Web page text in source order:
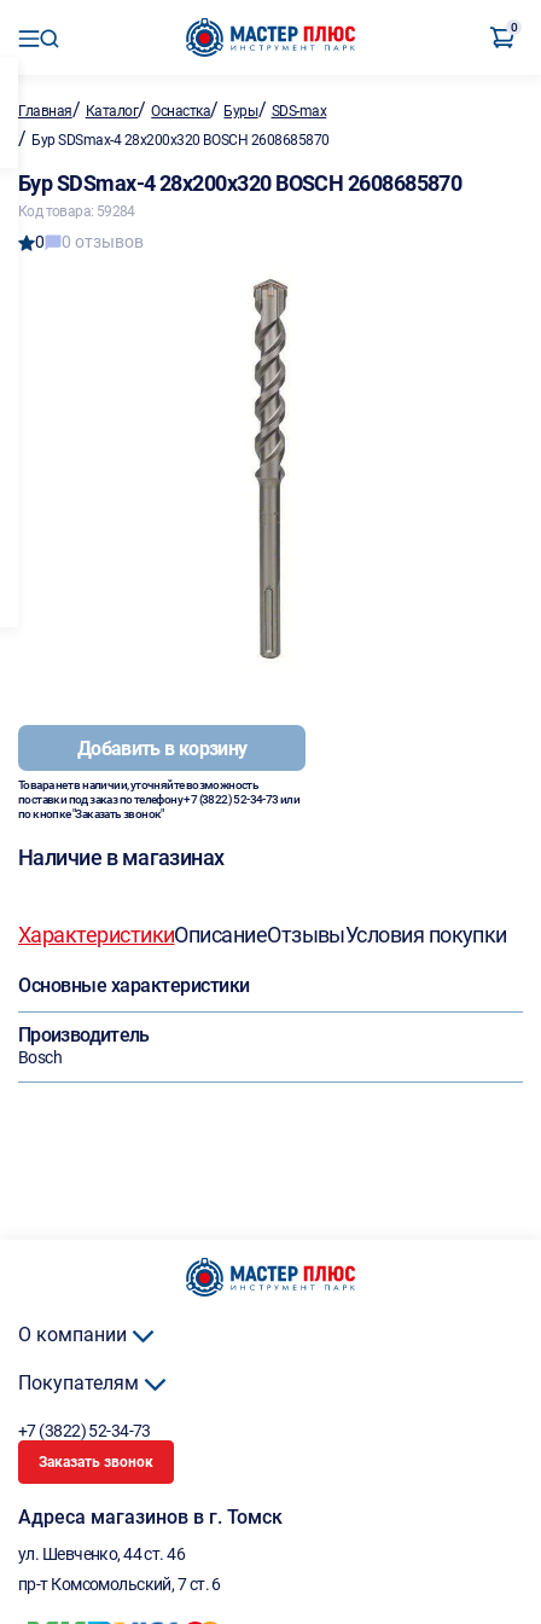
0
Главная/ Каталог/Оснастка/ Буры/ SDS-max
/ Бур SDSmax-4 28х200х320 BOSCH 2608685870
Бур SDSmax-4 28х200х320 BOSCH 2608685870
Код товара: 59284
0 0 отзывов
Добавить в корзину
Товара нет в наличии, уточняйте возможность
поставки под заказ по телефону+7 (3822) 52-34-73или
по кнопке "Заказать звонок"
Наличие в магазинах
ХарактеристикиОписаниеОтзывыУсловия покупки
Основные характеристики
Производитель
Bosch
О компании
Покупателям
+7 (3822) 52-34-73
Заказать звонок
Адреса магазинов в г. Томск
ул. Шевченко, 44 ст. 46
пр-т Комсомольский, 7 ст. 6